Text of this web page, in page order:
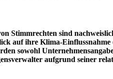
Stimmrechten sind
ihre Klima-Einflussnahme
sowohl
aufgrund seiner